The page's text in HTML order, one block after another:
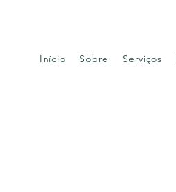
Início Sobre Serviços